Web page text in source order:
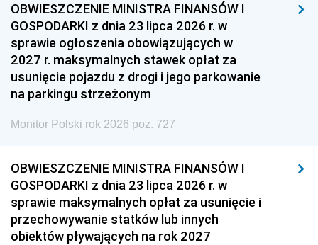
OBWIESZCZENIE MINISTRA FINANSÓW I
GOSPODARKI z dnia 23 lipca 2026 r. w
sprawie ogłoszenia obowiązujących w
2027 r. maksymalnych stawek opłat za
usunięcie pojazdu z drogi i jego parkowanie
na parkingu strzeżonym
Monitor Polski rok 2026 poz. 727
OBWIESZCZENIE MINISTRA FINANSÓW I
GOSPODARKI z dnia 23 lipca 2026 r. w
sprawie maksymalnych opłat za usunięcie i
przechowywanie statków lub innych
obiektów pływających na rok 2027